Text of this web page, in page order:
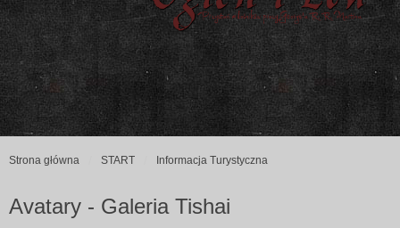
Strona główna START Informacja Turystyczna
Avatary - Galeria Tishai